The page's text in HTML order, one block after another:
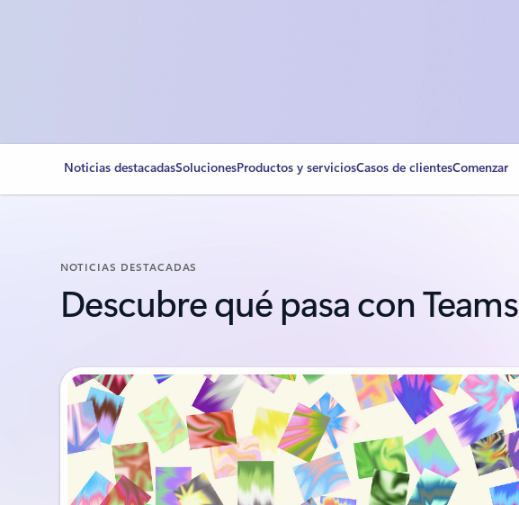
Noticias destacadasSolucionesProductos y serviciosCasos de clientesComenzar
NOTICIAS DESTACADAS
Descubre qué pasa con Teams